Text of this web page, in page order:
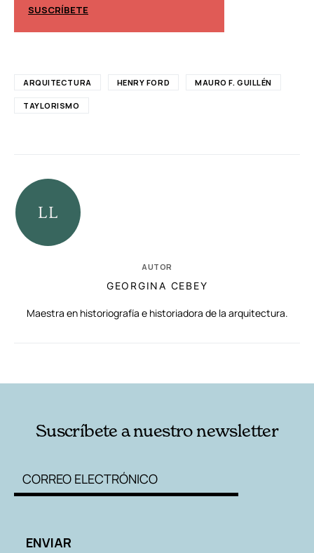
SUSCRÍBETE
ARQUITECTURA HENRY FORD MAURO F. GUILLÉN
TAYLORISMO
AUTOR
GEORGINA CEBEY
Maestra en historiografía e historiadora de la arquitectura.
Suscríbete a nuestro newsletter